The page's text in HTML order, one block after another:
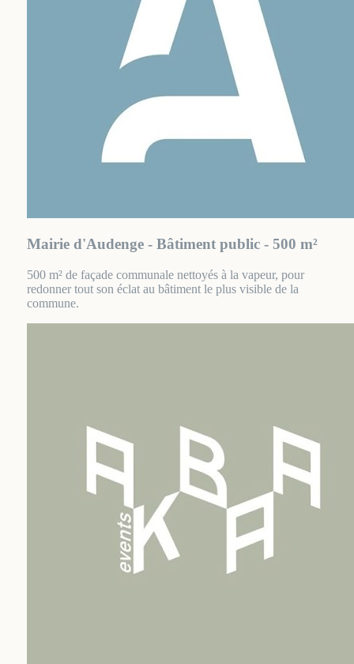
Mairie d'Audenge - Bâtiment public - 500 m²
500 m² de façade communale nettoyés à la vapeur, pour
redonner tout son éclat au bâtiment le plus visible de la
commune.